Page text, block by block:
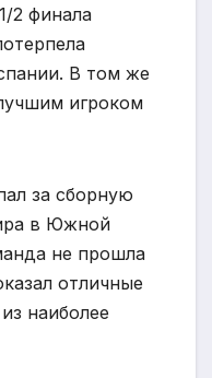
2 финала
В том же
игроком
за сборную
в Южной
не прошла
отличные
наиболее